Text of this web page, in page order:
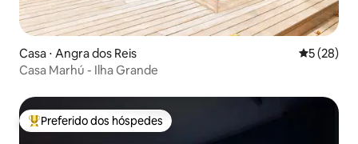
Casa ⋅ Angra dos Reis 5 de uma
5 (28)
Casa Marhú - Ilha Grande
Entre os melhores preferidos dos hóspedes
Preferido dos hóspedes